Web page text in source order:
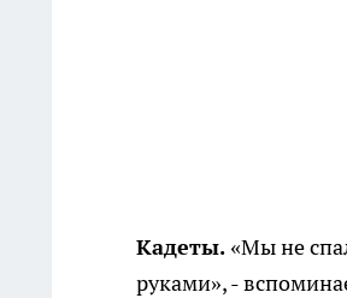
Кадеты. «Мы не
руками», -